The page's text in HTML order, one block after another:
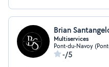
Brian
Multiservices
Pont-du-Navoy
-/5